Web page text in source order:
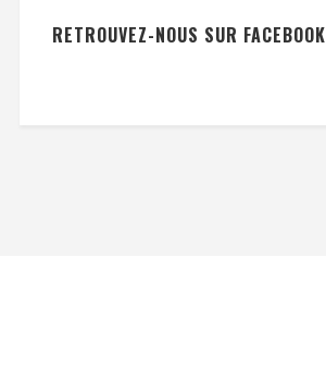
RETROUVEZ-NOUS SUR FACEBOOK